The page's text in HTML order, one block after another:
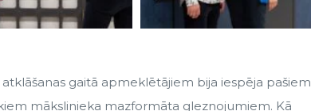
gaitā apmeklētājiem bija iespēja pašiem
mākslinieka mazformāta gleznojumiem. Kā